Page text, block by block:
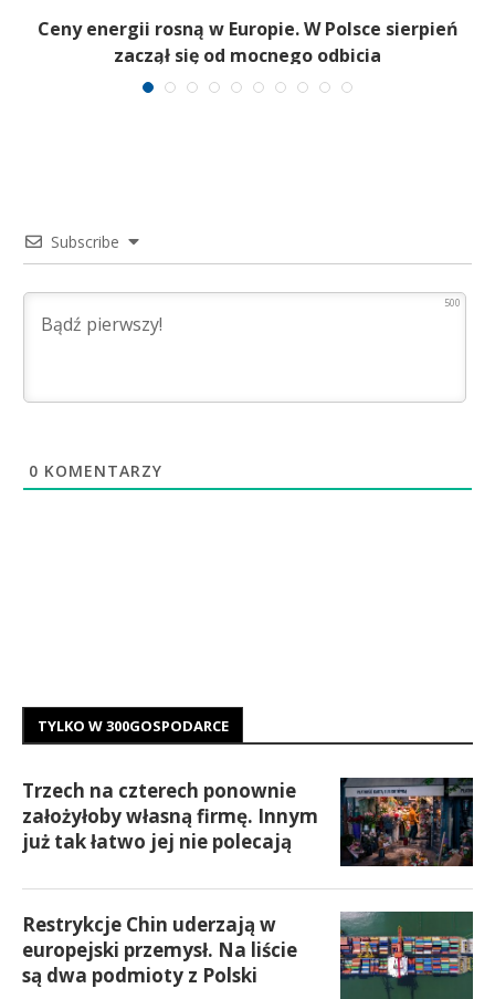
Ceny energii rosną w Europie. W Polsce sierpień
zaczął się od mocnego odbicia
Subscribe
500
0 KOMENTARZY
TYLKO W 300GOSPODARCE
Trzech na czterech ponownie
założyłoby własną firmę. Innym
już tak łatwo jej nie polecają
Restrykcje Chin uderzają w
europejski przemysł. Na liście
są dwa podmioty z Polski